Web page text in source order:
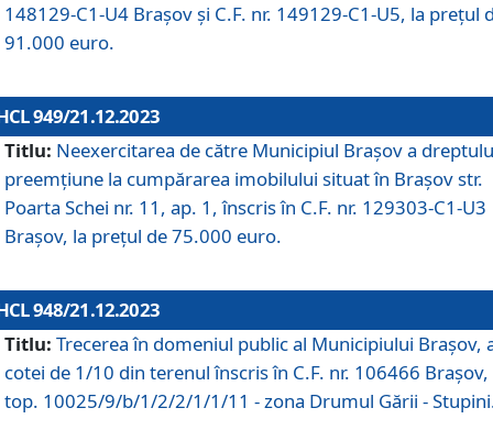
148129-C1-U4 Brașov și C.F. nr. 149129-C1-U5, la prețul
91.000 euro.
949/21.12.2023
Titlu: Neexercitarea de către Municipiul Brașov a
preemțiune la cumpărarea imobilului situat în Brașov str.
Poarta Schei nr. 11, ap. 1, înscris în C.F. nr. 129303-C1-U3
Brașov, la prețul de 75.000 euro.
948/21.12.2023
Titlu: Trecerea în domeniul public al Municipiului Braşov,
cotei de 1/10 din terenul înscris în C.F. nr. 106466 Brașov,
top. 10025/9/b/1/2/2/1/1/11 - zona Drumul Gării -